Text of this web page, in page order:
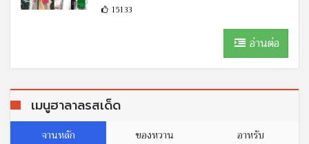
15133
อ่านต่อ
เมนูฮาลาลรสเด็ด
จานหลัก ของหวาน อาหรับ